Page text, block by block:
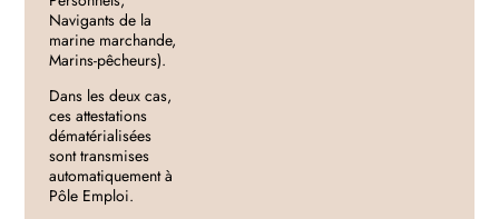
Navigants de la
marine marchande,
Marins-pêcheurs).
Dans les deux cas,
ces attestations
dématérialisées
sont transmises
automatiquement à
Pôle Emploi.